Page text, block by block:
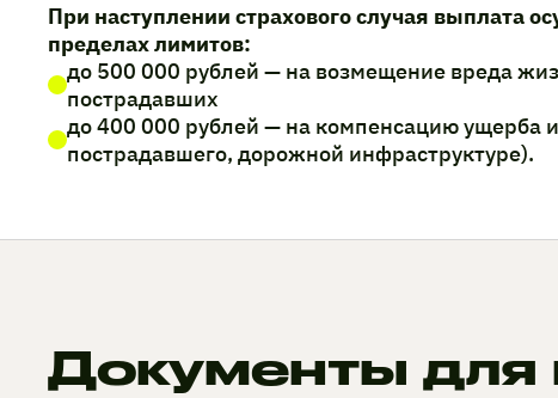
При наступлении страхового случая выплата
пределах лимитов:
до 500 000 рублей — на возмещение вреда
пострадавших
до 400 000 рублей — на компенсацию ущерба
пострадавшего, дорожной инфраструктуре).
Документы